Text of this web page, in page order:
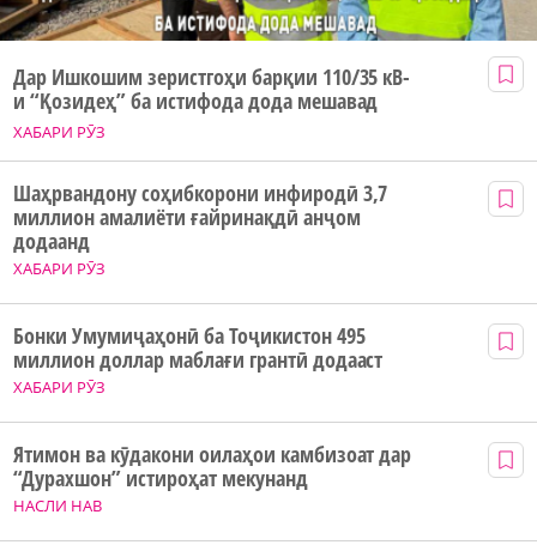
ХАБАРИ РӮЗ
Дар Ишкошим зеристгоҳи барқии 110/35 кВ-
и “Қозидеҳ” ба истифода дода мешавад
ХАБАРИ РӮЗ
Шаҳрвандону соҳибкорони инфиродӣ 3,7
миллион амалиёти ғайринақдӣ анҷом
додаанд
ХАБАРИ РӮЗ
Бонки Умумиҷаҳонӣ ба Тоҷикистон 495
миллион доллар маблағи грантӣ додааст
НАСЛИ НАВ
Ятимон ва кӯдакони оилаҳои камбизоат дар
“Дурахшон” истироҳат мекунанд